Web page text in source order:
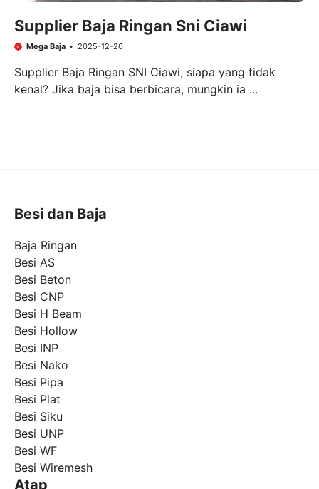
Supplier Baja Ringan Sni Ciawi
Mega Baja 2025-12-20
Supplier Baja Ringan SNI Ciawi, siapa yang tidak
kenal? Jika baja bisa berbicara, mungkin ia ...
Besi dan Baja
Baja Ringan
Besi AS
Besi Beton
Besi CNP
Besi H Beam
Besi Hollow
Besi INP
Besi Nako
Besi Pipa
Besi Plat
Besi Siku
Besi UNP
Besi WF
Besi Wiremesh
Atap